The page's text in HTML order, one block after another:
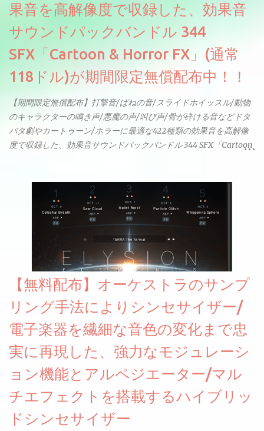
果音を高解像度で収録した、効果音
サウンドパックバンドル 344
SFX「Cartoon & Horror FX」(通常
118ドル)が期間限定無償配布中！！
【期間限定無償配布】打撃音/ばねの音/スライドホイッスル/動物
のキャラクターの鳴き声/悪魔の声/叫び声/骨が砕ける音などドタ
バタ劇やカートゥーン/ホラーに最適な422種類の効果音を高解像
度で収録した、効果音サウンドパックバンドル 344 SFX「Cartoon
【無料配布】オーケストラのサンプ
リング手法によりシンセサイザー/
電子楽器を繊細な音色の変化まで忠
実に再現した、強力なモジュレーシ
ョン機能とアルペジエーター/マル
チエフェクトを搭載するハイブリッ
ドシンセサイザー